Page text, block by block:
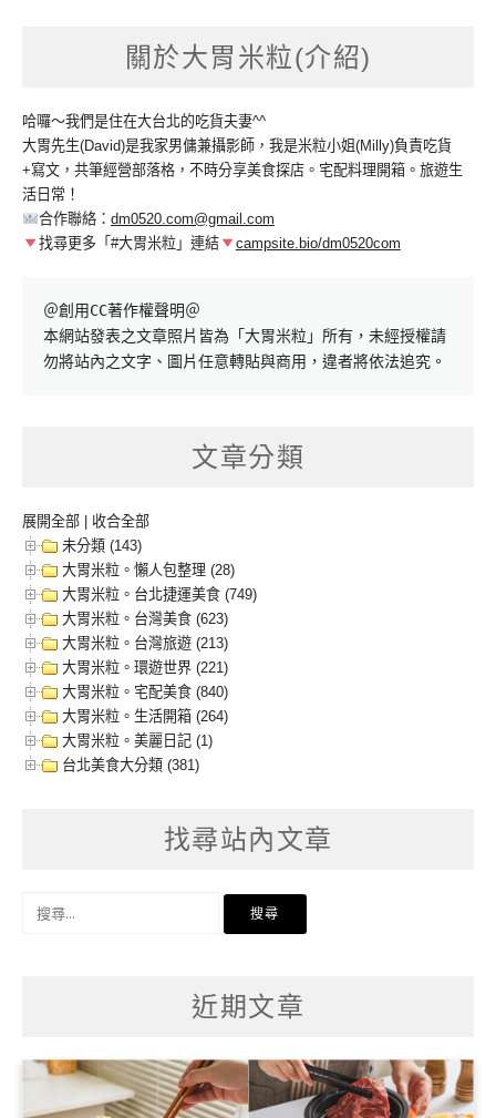
關於大胃米粒(介紹)
哈囉～我們是住在大台北的吃貨夫妻^^
大胃先生(David)是我家男傭兼攝影師，我是米粒小姐(Milly)負責吃貨
+寫文，共筆經營部落格，不時分享美食探店。宅配料理開箱。旅遊生
活日常！
合作聯絡： dm0520.com@gmail.com
找尋更多「#大胃米粒」連結
campsite.bio/dm0520com
＠創用CC著作權聲明＠
本網站發表之文章照片皆為「大胃米粒」所有，未經授權請
勿將站內之文字、圖片任意轉貼與商用，違者將依法追究。
文章分類
展開全部
收合全部
未分類 (143)
大胃米粒。懶人包整理 (28)
大胃米粒。台北捷運美食 (749)
大胃米粒。台灣美食 (623)
大胃米粒。台灣旅遊 (213)
大胃米粒。環遊世界 (221)
大胃米粒。宅配美食 (840)
大胃米粒。生活開箱 (264)
大胃米粒。美麗日記 (1)
台北美食大分類 (381)
找尋站內文章
近期文章